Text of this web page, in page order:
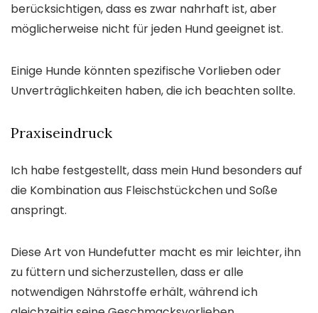
berücksichtigen, dass es zwar nahrhaft ist, aber
möglicherweise nicht für jeden Hund geeignet ist.
Einige Hunde könnten spezifische Vorlieben oder
Unverträglichkeiten haben, die ich beachten sollte.
Praxiseindruck
Ich habe festgestellt, dass mein Hund besonders auf
die Kombination aus Fleischstückchen und Soße
anspringt.
Diese Art von Hundefutter macht es mir leichter, ihn
zu füttern und sicherzustellen, dass er alle
notwendigen Nährstoffe erhält, während ich